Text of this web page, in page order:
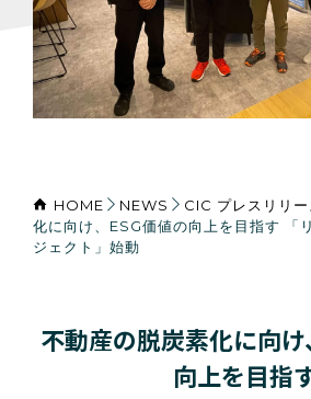
HOME NEWS CIC プレスリリー
化に向け、ESG価値の向上を目指す 「
ジェクト」始動
不動産の脱炭素化に向
向上を目指